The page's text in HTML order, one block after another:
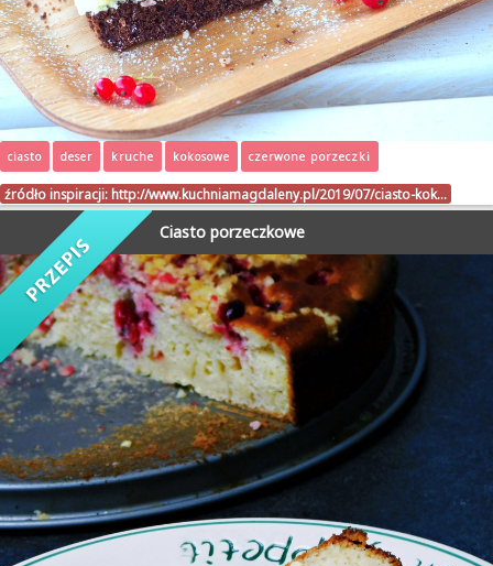
ciasto deser kruche kokosowe czerwone porzeczki
źródło inspiracji: http://www.kuchniamagdaleny.pl/2019/07/ciasto-kok…
Ciasto porzeczkowe